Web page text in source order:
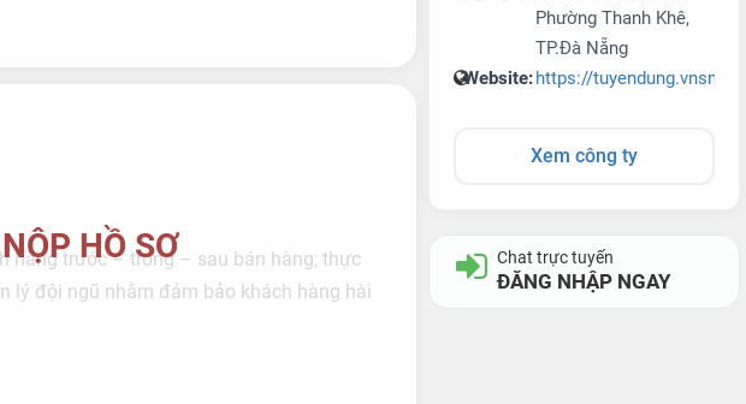
HỒ SƠ
hàng trước – trong – sau bán hàng; thực
lý đội ngũ nhằm đảm bảo khách hàng hài
Phường Thanh Khê,
TP.Đà Nẵng
Website:https://
Xem công ty
Chat trực tuyến
ĐĂNG NHẬP NGAY